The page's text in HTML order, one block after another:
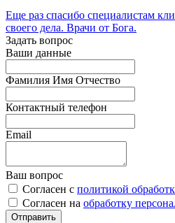
Еще раз спасибо специалистам
своего дела. Врачи от Бога.
Задать вопрос
Ваши данные
Фамилия Имя Отчество
Контактный телефон
Email
Ваш вопрос
Согласен с политикой
Согласен на обработку